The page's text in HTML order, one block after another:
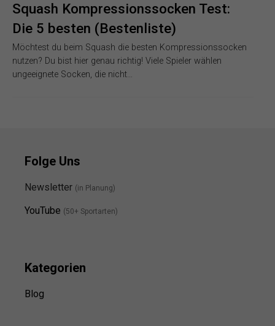
Squash Kompressionssocken Test:
Die 5 besten (Bestenliste)
Möchtest du beim Squash die besten Kompressionssocken
nutzen? Du bist hier genau richtig! Viele Spieler wählen
ungeeignete Socken, die nicht…
Folge Uns
Newsletter (in Planung)
YouTube (50+ Sportarten)
Kategorien
Blog